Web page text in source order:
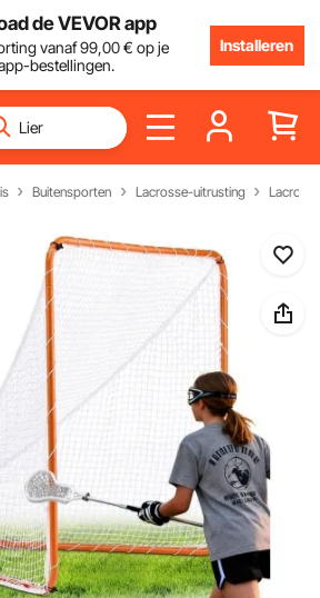
de VEVOR app
vanaf99,00€ op je
bestellingen.
Installeren
Buitensporten Lacrosse-uitrusting